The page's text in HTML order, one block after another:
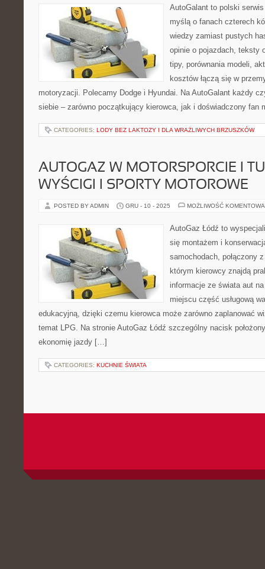
AutoGalant to polski
myślą o fanach czterech
wiedzy zamiast pustych
opinie o pojazdach, teksty
tipy, porównania modeli,
kosztów łączą się w
motoryzacji. Polecamy Dodge i Hyundai. Na AutoGalant każdy
siebie – zarówno początkujący kierowca, jak i doświadczony
CATEGORIES: LODY BEZ LAKTOZY I DLA WRAŻLIWYCH BRZUSZKÓW
AUTOGAZ W MOTORSPORCIE I
WYŚCIGI I SPORTY MOTOROWE
POSTED BY ADMIN GRU - 10 - 2025 MOŻLIWOŚĆ
AutoGaz Łódź to
się montażem i
samochodach, połączony
którym kierowcy znajdą
informacje ze świata aut
miejscu część usługową
edukacyjną, dzięki czemu kierowca może zarówno zaplanować
temat LPG. Na stronie AutoGaz Łódź szczególny nacisk
ekonomię jazdy […]
CATEGORIES: KUCHNIE ŚWIATA